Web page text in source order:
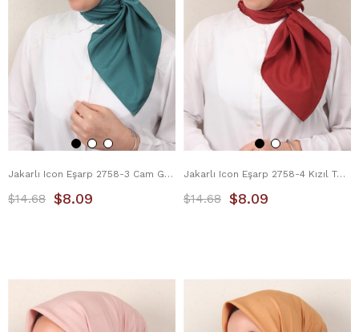
Jakarlı Icon Eşarp 2758-3 Cam Göbeği
$8.09
$14.68
Jakarlı Icon Eşarp 2758-4 Kızıl Toprak
$8.09
$14.68